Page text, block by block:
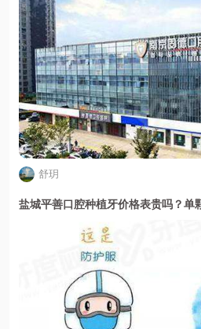
舒玥